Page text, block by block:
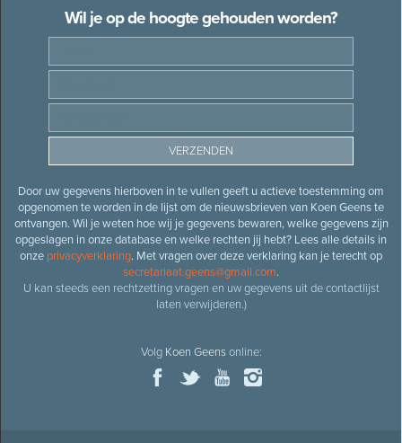
Wil je op de hoogte gehouden worden?
Door uw gegevens hierboven in te vullen geeft u actieve toestemming om
opgenomen te worden in de lijst om de nieuwsbrieven van Koen Geens te
ontvangen. Wil je weten hoe wij je gegevens bewaren, welke gegevens zijn
opgeslagen in onze database en welke rechten jij hebt? Lees alle details in
onze privacyverklaring. Met vragen over deze verklaring kan je terecht op
secretariaat.geens@gmail.com.
U kan steeds een rechtzetting vragen en uw gegevens uit de contactlijst
laten verwijderen.)
Volg Koen Geensonline: